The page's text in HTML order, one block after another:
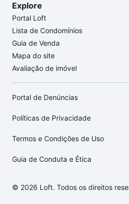
Explore
Portal Loft
Lista de Condomínios
Guia de Venda
Mapa do site
Avaliação de imóvel
Portal de Denúncias
Políticas de Privacidade
Termos e Condições de Uso
Guia de Conduta e Ética
© 2026 Loft. Todos os direitos